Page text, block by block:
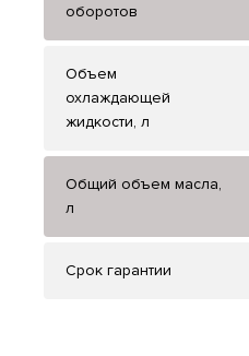
оборотов
Объем
охлаждающей
жидкости, л
Общий объем масла,
л
Срок гарантии